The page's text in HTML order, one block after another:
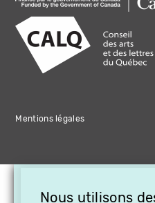
Mentions légales
Nous utilisons